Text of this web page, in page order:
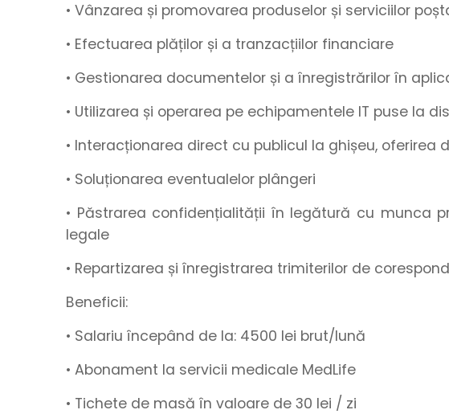
• Vânzarea și promovarea produselor și serviciilor
• Efectuarea plăților și a tranzacțiilor financiare
• Gestionarea documentelor și a înregistrărilor în
• Utilizarea și operarea pe echipamentele IT puse la
• Interacționarea direct cu publicul la ghișeu, oferirea
• Soluționarea eventualelor plângeri
• Păstrarea confidențialității în legătură cu munca
legale
• Repartizarea și înregistrarea trimiterilor de
Beneficii:
• Salariu începând de la: 4500 lei brut/lună
• Abonament la servicii medicale MedLife
• Tichete de masă în valoare de 30 lei / zi